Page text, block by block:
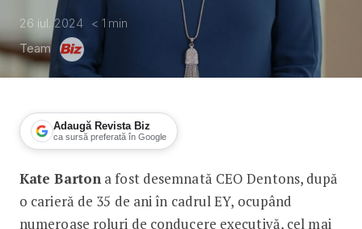
26 iul. 2024 < 1 min
Team
Adaugă Revista Biz
ca sursă preferată în Google
Kate Barton este noul CEO Dentons
Kate Barton a fost desemnată CEO Dentons, după
o carieră de 35 de ani în cadrul EY, ocupând
numeroase roluri de conducere executivă, cel mai